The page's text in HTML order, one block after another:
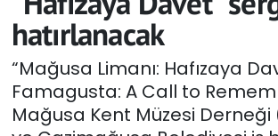
hatırlanacak
“Mağusa Limanı: Hafızaya
Famagusta: A Call to
Mağusa Kent Müzesi Derneği
Foto Galeri
GEZİ
Güncel
Haber Arşivi